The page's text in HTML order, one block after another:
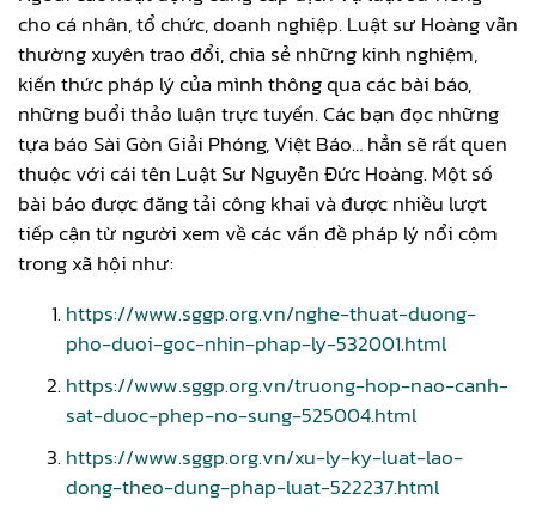
cho cá nhân, tổ chức, doanh nghiệp. Luật sư Hoàng vẫn
thường xuyên trao đổi, chia sẻ những kinh nghiệm,
kiến thức pháp lý của mình thông qua các bài báo,
những buổi thảo luận trực tuyến. Các bạn đọc những
tựa báo Sài Gòn Giải Phóng, Việt Báo… hẳn sẽ rất quen
thuộc với cái tên Luật Sư Nguyễn Đức Hoàng. Một số
bài báo được đăng tải công khai và được nhiều lượt
tiếp cận từ người xem về các vấn đề pháp lý nổi cộm
trong xã hội như:
https://www.sggp.org.vn/nghe-thuat-duong-
pho-duoi-goc-nhin-phap-ly-532001.html
https://www.sggp.org.vn/truong-hop-nao-canh-
sat-duoc-phep-no-sung-525004.html
https://www.sggp.org.vn/xu-ly-ky-luat-lao-
dong-theo-dung-phap-luat-522237.html